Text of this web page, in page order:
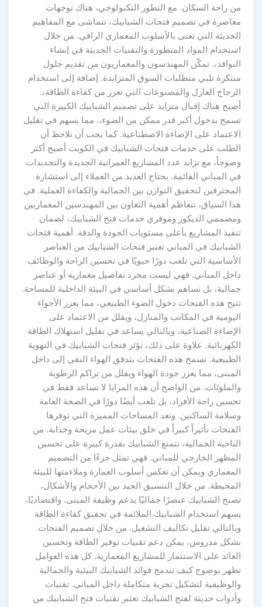
راحة السكان. مع التطور التكنولوجي، هناك توجهات
في تصميم فتحات الشبابيك، تتماشى مع المفاهيم
التي تعنى بالأسلوب المعماري الراقي. من خلال
المواد المتطورة والتقنيات الحديثة في إنشاء
تمكّن المهندسون والمعماريون من تقديم حلول
تلبي متطلبات السوق المتزايدة. إضافة إلى استخدام
العازل والمصنوعات التي تعزز من كفاءة الطاقة،.
هناك إقبال متزايد على تصميم الشبابيك الكبيرة التي
بدخول أكبر قدر ممكن من الضوء،. مما يسهم في تقليل
على الإضاءة الاصطناعية. كما يجب أن نلاحظ أن
على خدمات فتحات الشبابيك في الكويت أصبح أكثر
مع تزايد عدد المشاريع العمرانية الجديدة والتجديدات
المباني القائمة. يحتاج العديد من العملاء إلى استشارة
لتحقيق التوازن بين الجمالية والكفاءة العملية. في
السياق، تتعاظم أهمية التعاون بين المهندسين المعماريين
الديكور وموفري خدمات فتح الشبابيك، لضمان
المشاريع بأعلى مستويات الجودة والدقة. أهمية فتحات
في المباني تعتبر فتحات الشبابيك من العناصر
التي تلعب دورًا حيويًا في تحسين الراحة والوظائف
المباني. فهي ليست مجرد تفاصيل معمارية أو عناصر
بل تساهم بشكل أساسي في البيئة الداخلية للمساحة.
هذه الفتحات دخول الضوء الطبيعي، مما يعزز الأجواء
في المكاتب والمنازل، ويقلل من الاعتماد على
الصناعية، وبالتالي يساعد في تقليل استهلاك الطاقة
علاوة على ذلك، تؤثر فتحات الشبابيك في التهوية
تسمح هذه الفتحات بتدفق الهواء النقي إلى داخل
مما يعزز جودة الهواء ويقلل من تراكم الرطوبة
من الواضح أن هذه المزايا لا تساعد فقط في
راحة الأفراد، بل تلعب أيضًا دورًا في الصحة العامة
الساكنين. وتعد المساحات المميزة التي توفرها
تأثيراً كبيراً في خلق بيئات عمل مريحة وجذابة. من
الجمالية، تتمتع الشبابيك بقدرة كبيرة على تحسين
الخارجي للمباني. فهي تمثل جزءًا من التصميم
ويمكن أن تعكس أسلوب العمارة وملاءمتها للبيئة
من خلال التنسيق الجيد بين الأحجام والأشكال،
الشبابيك عنصرًا جماليًا يدعم وظيفة المبنى. واقتصاديًا،
استخدام الشبابيك الملائمة في تحقيق كفاءة الطاقة
تقليل تكاليف التشغيل. من خلال تصميم الفتحات
مدروس، يمكن دعم تقنيات توفير الطاقة وتحسين
على الاستثمار للمشاريع المعمارية. كل هذه العوامل
بوضوح كيف تندمج فوائد الشبابيك البيئية والجمالية
لتشكيل تجربة متكاملة داخل المباني. تقنيات
حديثة لفتح الشبابيك تعتبر تقنيات فتح الشبابيك من